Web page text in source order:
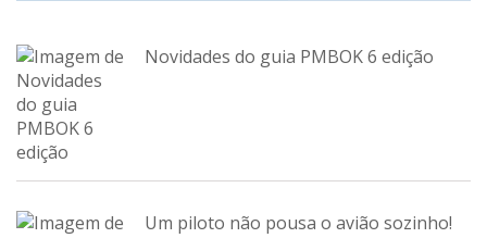
Novidades do guia PMBOK 6 edição
Um piloto não pousa o avião sozinho!